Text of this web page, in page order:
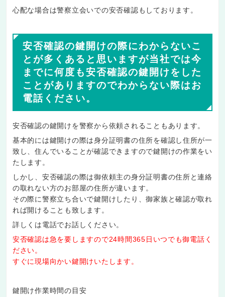
心配な場合は警察立会いでの安否確認もしております。
安否確認の鍵開けの際にわからないこ
とが多くあると思いますが当社では今
までに何度も安否確認の鍵開けをした
ことがありますのでわからない際はお
電話ください。
安否確認の鍵開けを警察から依頼されることもあります。
基本的には鍵開けの際は身分証明書の住所を確認し住所が一
致し、住んでいることが確認できますので鍵開けの作業をい
たします。
しかし、安否確認の際は御依頼主の身分証明書の住所と連絡
の取れない方のお部屋の住所が違います。
その際に警察立ち合いで鍵開けしたり、御家族と確認が取れ
れば開けることも致します。
詳しくは電話でお話しください。
安否確認は急を要しますので24時間365日いつでも御電話く
ださい。
すぐに現場向かい鍵開けいたします。
鍵開け作業時間の目安